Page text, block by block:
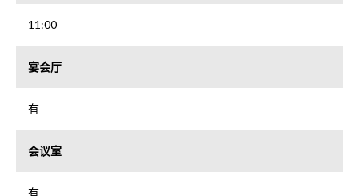
11:00
宴会厅
有
会议室
有